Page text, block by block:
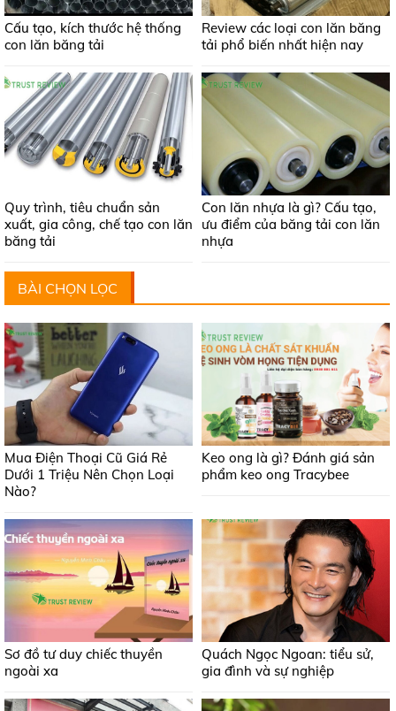
Cấu tạo, kích thước hệ thống
con lăn băng tải
Review các loại con lăn băng
tải phổ biến nhất hiện nay
Quy trình, tiêu chuẩn sản
xuất, gia công, chế tạo con lăn
băng tải
Con lăn nhựa là gì? Cấu tạo,
ưu điểm của băng tải con lăn
nhựa
BÀI CHỌN LỌC
Mua Điện Thoại Cũ Giá Rẻ
Dưới 1 Triệu Nên Chọn Loại
Nào?
Keo ong là gì? Đánh giá sản
phẩm keo ong Tracybee
Sơ đồ tư duy chiếc thuyền
ngoài xa
Quách Ngọc Ngoan: tiểu sử,
gia đình và sự nghiệp